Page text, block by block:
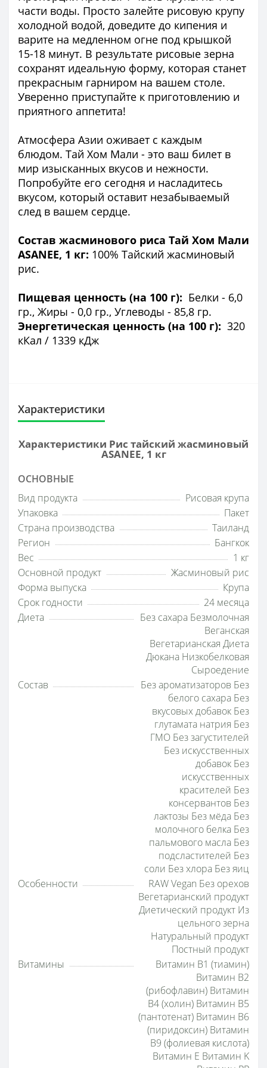
части воды. Просто залейте рисовую крупу
холодной водой, доведите до кипения и
варите на медленном огне под крышкой
15-18 минут. В результате рисовые зерна
сохранят идеальную форму, которая станет
прекрасным гарниром на вашем столе.
Уверенно приступайте к приготовлению и
приятного аппетита!
Атмосфера Азии оживает с каждым
блюдом. Тай Хом Мали - это ваш билет в
мир изысканных вкусов и нежности.
Попробуйте его сегодня и насладитесь
вкусом, который оставит незабываемый
след в вашем сердце.
Состав жасминового риса Тай Хом Мали
ASANEE, 1 кг: 100% Тайский жасминовый
рис.
Пищевая ценность (на 100 г): Белки - 6,0
гр., Жиры - 0,0 гр., Углеводы - 85,8 гр.
Энергетическая ценность (на 100 г): 320
кКал / 1339 кДж
Характеристики
Характеристики Рис тайский жасминовый
ASANEE, 1 кг
ОСНОВНЫЕ
Вид продукта
Рисовая крупа
Упаковка
Пакет
Страна производства
Таиланд
Регион
Бангкок
Вес
1 кг
Основной продукт
Жасминовый рис
Форма выпуска
Крупа
Срок годности
24 месяца
Диета
Без сахара Безмолочная
Веганская
Вегетарианская Диета
Дюкана Низкобелковая
Сыроедение
Состав
Без ароматизаторов Без
белого сахара Без
вкусовых добавок Без
глутамата натрия Без
ГМО Без загустителей
Без искусственных
добавок Без
искусственных
красителей Без
консервантов Без
лактозы Без мёда Без
молочного белка Без
пальмового масла Без
подсластителей Без
соли Без хлора Без яиц
Особенности
RAW Vegan Без орехов
Вегетарианский продукт
Диетический продукт Из
цельного зерна
Натуральный продукт
Постный продукт
Витамины
Витамин B1 (тиамин)
Витамин B2
(рибофлавин) Витамин
B4 (холин) Витамин B5
(пантотенат) Витамин B6
(пиридоксин) Витамин
B9 (фолиевая кислота)
Витамин E Витамин K